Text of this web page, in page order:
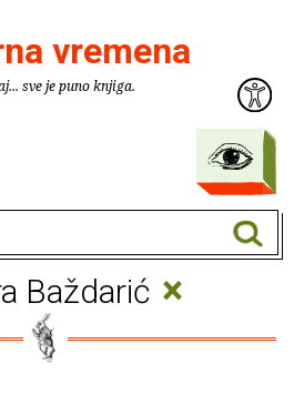
vremena
sve je puno knjiga.
Baždarić ×